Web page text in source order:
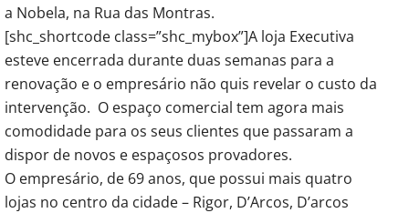
a Nobela, na Rua das Montras.
[shc_shortcode class=”shc_mybox”]A loja Executiva
esteve encerrada durante duas semanas para a
renovação e o empresário não quis revelar o custo da
intervenção. O espaço comercial tem agora mais
comodidade para os seus clientes que passaram a
dispor de novos e espaçosos provadores.
O empresário, de 69 anos, que possui mais quatro
lojas no centro da cidade – Rigor, D’Arcos, D’arcos